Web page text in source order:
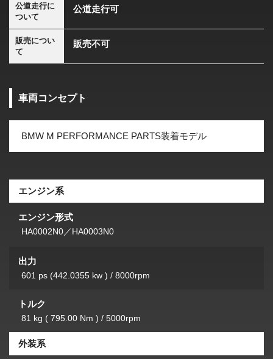
公道走行に
ついて
公道走行可
販売につい
て
販売不可
車両コンセプト
BMW M PERFORMANCE PARTS装着モデル
エンジン系
エンジン形式
HA0002N0／HA0003N0
出力
601 ps (442.0355 kw ) / 8000rpm
トルク
81 kg ( 795.00 Nm ) / 5000rpm
外装系